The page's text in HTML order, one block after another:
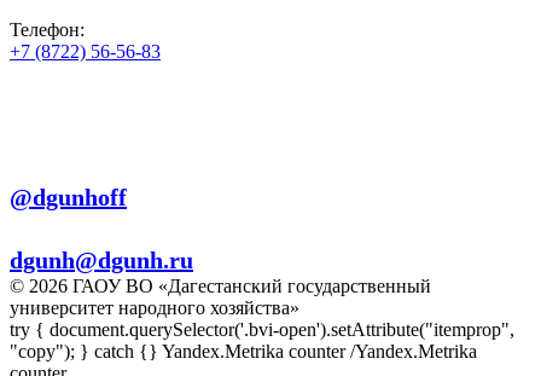
Телефон:
+7 (8722) 56-56-83
@dgunhoff
dgunh@dgunh.ru
© 2026 ГАОУ ВО «Дагестанский государственный
университет народного хозяйства»
try { document.querySelector('.bvi-open').setAttribute("itemprop",
"copy"); } catch {} Yandex.Metrika counter/Yandex.Metrika